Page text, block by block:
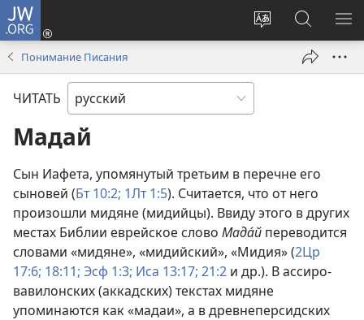
JW.ORG
Изменить
Войти
(открывается
окне)
Поиск
по
jw.org
Понимание Писания
ЧИТАТЬ
Мадай
Сын Иафета, упомянутый третьим в перечне его
сыновей (Бт 10:2; 1Лт 1:5). Считается, что от него
произошли мидяне (мидийцы). Ввиду этого в других
местах Библии еврейское слово Мада́й переводится
словами «мидяне», «мидийский», «Мидия» (2Цр
17:6; 18:11; Эсф 1:3; Иса 13:17; 21:2 и др.). В ассиро-
вавилонских (аккадских) текстах мидяне
упоминаются как «мадаи», а в древнеперсидских